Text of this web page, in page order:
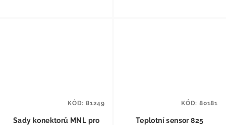
Sady konektorů MNL pro
KÓD: 81249
Teplotní sensor 825
KÓD: 80181